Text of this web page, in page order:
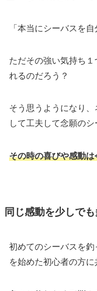
「本当にシーバスを
ただその強い気持ち
れるのだろう？
そう思うようになり
して工夫して念願のシ
その時の喜びや感動
同じ感動を少しで
初めてのシーバスを
を始めた初心者の方に